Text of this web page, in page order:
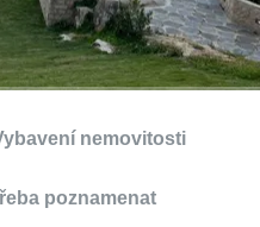
nemovitosti
poznamenat